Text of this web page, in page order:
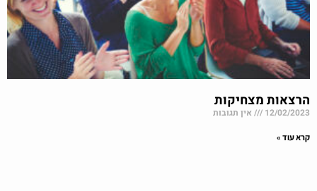
הרצאות מצחיקות
12/02/2023 אין תגובות
קרא עוד »